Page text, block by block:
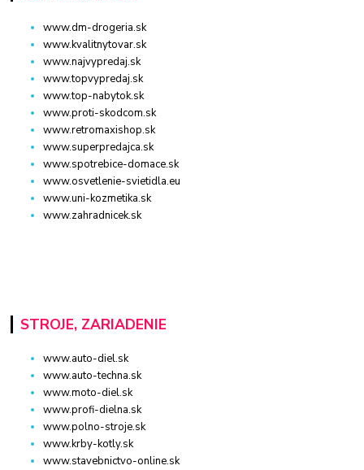
www.dm-drogeria.sk
www.kvalitnytovar.sk
www.najvypredaj.sk
www.topvypredaj.sk
www.top-nabytok.sk
www.proti-skodcom.sk
www.retromaxishop.sk
www.superpredajca.sk
www.spotrebice-domace.sk
www.osvetlenie-svietidla.eu
www.uni-kozmetika.sk
www.zahradnicek.sk
STROJE, ZARIADENIE
www.auto-diel.sk
www.auto-techna.sk
www.moto-diel.sk
www.profi-dielna.sk
www.polno-stroje.sk
www.krby-kotly.sk
www.stavebnictvo-online.sk